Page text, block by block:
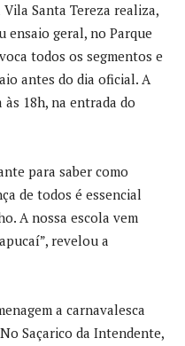
Santa Tereza realiza,
ensaio geral, no Parque
todos os segmentos e
antes do dia oficial. A
18h, na entrada do
para saber como
de todos é essencial
A nossa escola vem
revelou a
a carnavalesca
Saçarico da Intendente,